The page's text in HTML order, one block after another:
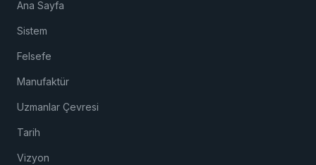
Ana Sayfa
Sistem
Felsefe
Manufaktür
Uzmanlar Çevresi
Tarih
Vizyon